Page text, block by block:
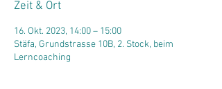
Zeit & Ort
16. Okt. 2023, 14:00 – 15:00
Stäfa, Grundstrasse 10B, 2. Stock, beim
Lerncoaching